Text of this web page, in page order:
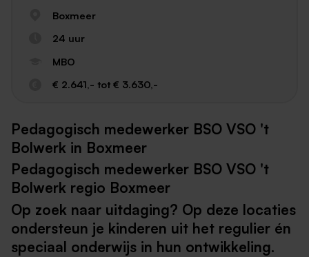
Boxmeer
24 uur
MBO
€ 2.641,- tot € 3.630,-
Pedagogisch medewerker BSO VSO 't
Bolwerk in Boxmeer
Pedagogisch medewerker BSO VSO 't
Bolwerk regio Boxmeer
Op zoek naar uitdaging? Op deze locaties
ondersteun je kinderen uit het regulier én
speciaal onderwijs in hun ontwikkeling.